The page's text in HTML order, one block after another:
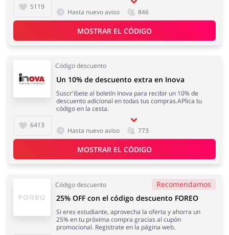
5119
Hasta nuevo aviso 846
MOSTRAR EL CÓDIGO
Código descuento
6413
Un 10% de descuento extra en Inova
Suscr'ibete al boletín Inova para recibir un 10% de
descuento adicional en todas tus compras.APlica tu
código en la cesta.
Hasta nuevo aviso 773
MOSTRAR EL CÓDIGO
Código descuento
Recomendamos
25% OFF con el código descuento FOREO
Si eres estudiante, aprovecha la oferta y ahorra un
25% en tu próxima compra gracias al cupón
promocional. Registrate en la página web.